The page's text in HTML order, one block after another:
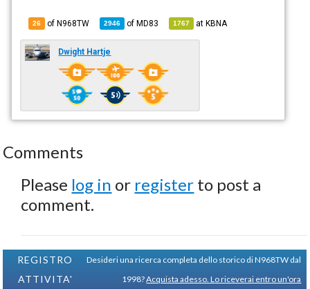
26 of N968TW 2946 ofMD83 1767 atKBNA
Dwight Hartje
Comments
Please log in or register to post a
comment.
REGISTRO
ATTIVITA'
Desideri una ricerca completa dello storico di N968TW dal
1998?Acquista adesso. Lo riceverai entro un'ora